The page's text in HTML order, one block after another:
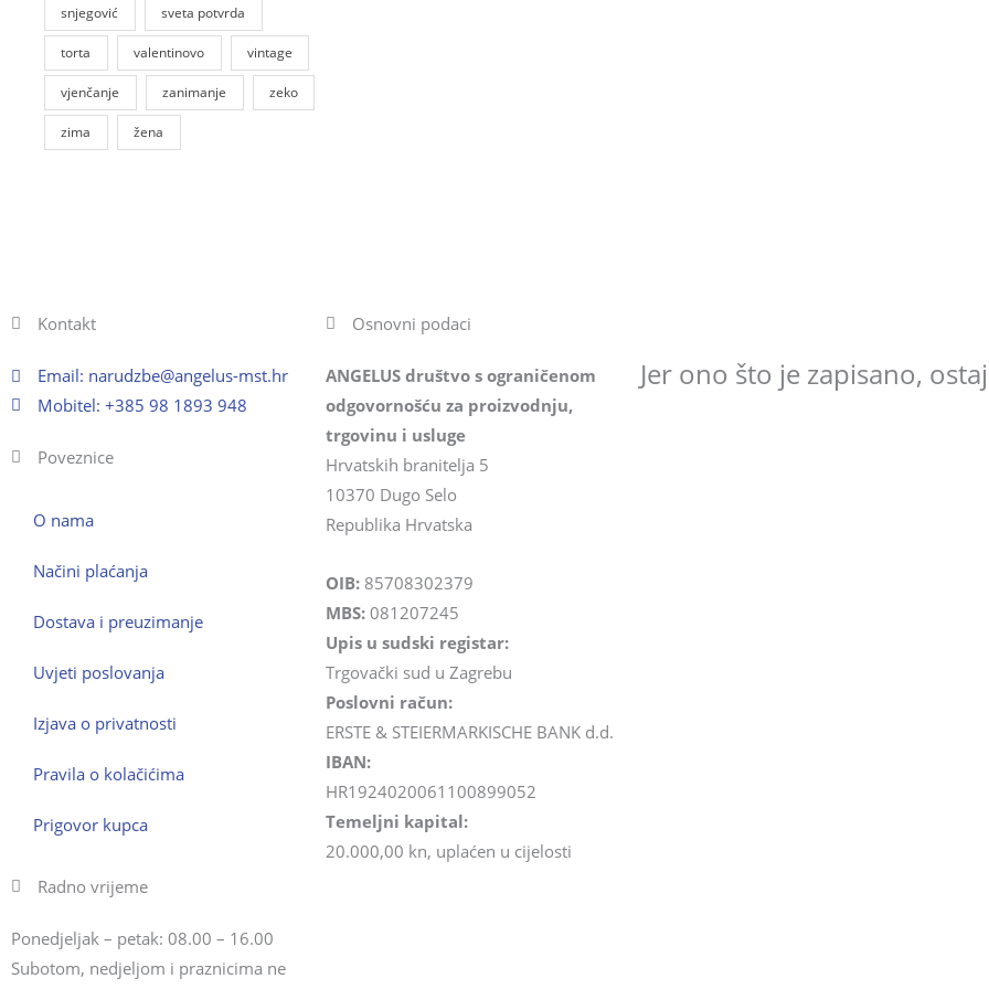
snjegović sveta potvrda
torta valentinovo vintage
vjenčanje zanimanje zeko
zima žena
Kontakt
Email: rh.tsm-sulegna
@ebzduran
Mobitel: +385 98 1893 948
Poveznice
O nama
Načini plaćanja
Dostava i preuzimanje
Uvjeti poslovanja
Izjava o privatnosti
Pravila o kolačićima
Prigovor kupca
Radno vrijeme
Ponedjeljak – petak: 08.00 – 16.00
Subotom, nedjeljom i praznicima ne
Osnovni podaci
ANGELUS društvo s ograničenom
odgovornošću za proizvodnju,
trgovinu i usluge
Hrvatskih branitelja 5
10370 Dugo Selo
Republika Hrvatska
OIB: 85708302379
MBS: 081207245
Upis u sudski registar:
Trgovački sud u Zagrebu
Poslovni račun:
ERSTE & STEIERMARKISCHE BANK d.d.
IBAN:
HR1924020061100899052
Temeljni kapital:
20.000,00 kn, uplaćen u cijelosti
Jer ono što je zapisano,